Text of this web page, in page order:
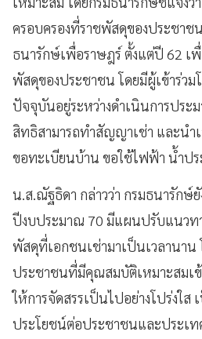
ครอบครองที่ราชพัสดุของประชาช
ธนารักษ์เพื่อราษฎร์ ตั้งแต่ปี 62 เ
พัสดุของประชาชน โดยมีผู้เข้าร่วม
ปัจจุบันอยู่ระหว่างดำเนินการประ
สิทธิสามารถทำสัญญาเช่า และนำ
ขอทะเบียนบ้าน ขอใช้ไฟฟ้า น้ำป
น.ส.ณัฐธิดา กล่าวว่า กรมธนารักษ์ยั
ปีงบประมาณ 70 มีแผนปรับแนวท
พัสดุที่เอกชนเช่ามาเป็นเวลานาน
ประชาชนที่มีคุณสมบัติเหมาะสมเ
ให้การจัดสรรเป็นไปอย่างโปร่งใส
ประโยชน์ต่อประชาชนและประเท